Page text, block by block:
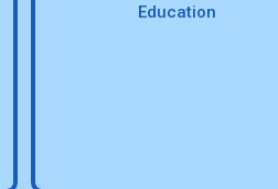
Education